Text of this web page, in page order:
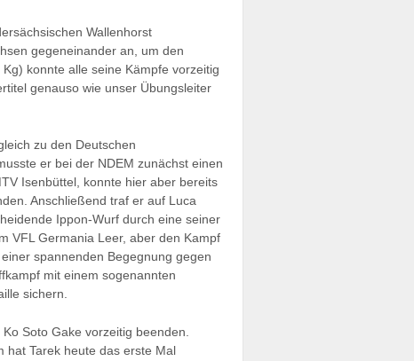
Wallenhorst
gegeneinander an, um den
konnte alle seine Kämpfe vorzeitig
genauso wie unser Übungsleiter
zu den Deutschen
er bei der NDEM zunächst einen
Isenbüttel, konnte hier aber bereits
Anschließend traf er auf Luca
Ippon-Wurf durch eine seiner
VFL Germania Leer, aber den Kampf
spannenden Begegnung gegen
mit einem sogenannten
sichern.
Soto Gake vorzeitig beenden.
hat Tarek heute das erste Mal